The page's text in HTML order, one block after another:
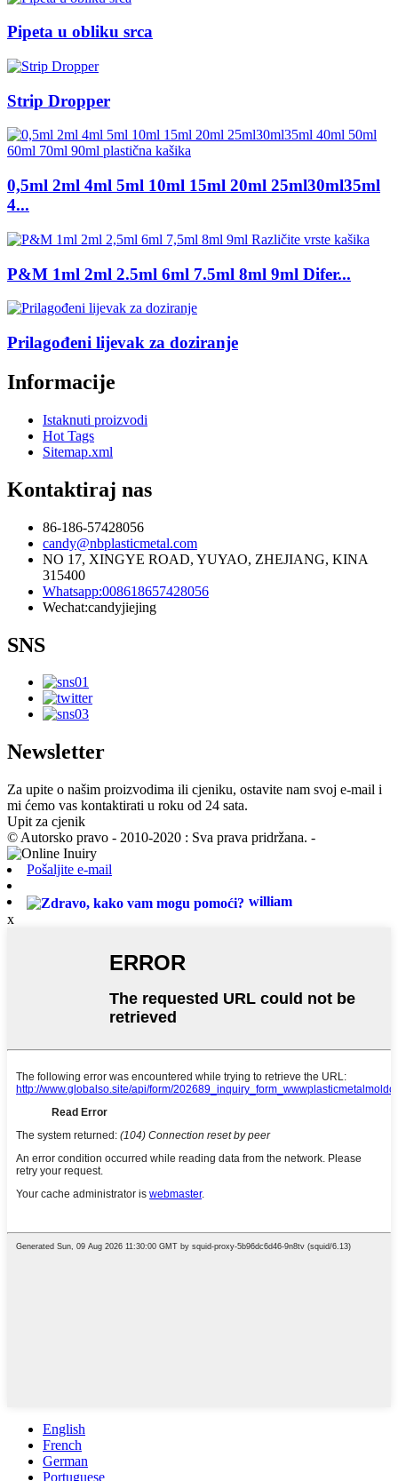
Pipeta u obliku srca
Strip Dropper
0,5ml 2ml 4ml 5ml 10ml 15ml 20ml 25ml30ml35ml
4...
P&M 1ml 2ml 2.5ml 6ml 7.5ml 8ml 9ml Difer...
Prilagođeni lijevak za doziranje
Informacije
Istaknuti proizvodi
Hot Tags
Sitemap.xml
Kontaktiraj nas
86-186-57428056
candy@nbplasticmetal.com
NO 17, XINGYE ROAD, YUYAO, ZHEJIANG, KINA
315400
Whatsapp:008618657428056
Wechat:candyjiejing
SNS
Newsletter
Za upite o našim proizvodima ili cjeniku, ostavite nam svoj e-mail i
mi ćemo vas kontaktirati u roku od 24 sata.
Upit za cjenik
© Autorsko pravo - 2010-2020 : Sva prava pridržana. -
Pošaljite e-mail
william
x
English
French
German
Portuguese